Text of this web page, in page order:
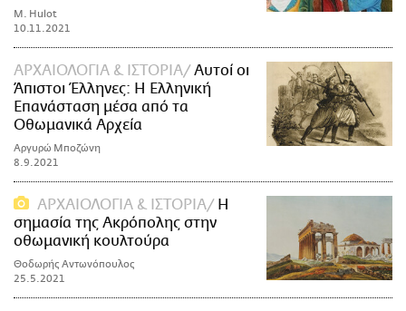
M. Hulot
10.11.2021
ΑΡΧΑΙΟΛΟΓΙΑ & ΙΣΤΟΡΙΑ
Αυτοί οι
Άπιστοι Έλληνες: Η Ελληνική
Επανάσταση μέσα από τα
Οθωμανικά Αρχεία
Αργυρώ Μποζώνη
8.9.2021
ΑΡΧΑΙΟΛΟΓΙΑ & ΙΣΤΟΡΙΑ
Η
σημασία της Ακρόπολης στην
οθωμανική κουλτούρα
Θοδωρής Αντωνόπουλος
25.5.2021